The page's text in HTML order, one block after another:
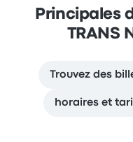
Principales
TRANS
Trouvez des
horaires et